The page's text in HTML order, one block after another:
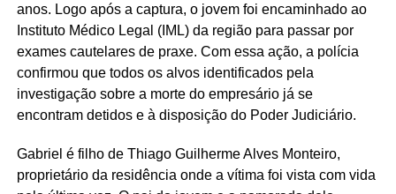
anos. Logo após a captura, o jovem foi encaminhado ao
Instituto Médico Legal (IML) da região para passar por
exames cautelares de praxe. Com essa ação, a polícia
confirmou que todos os alvos identificados pela
investigação sobre a morte do empresário já se
encontram detidos e à disposição do Poder Judiciário.
Gabriel é filho de Thiago Guilherme Alves Monteiro,
proprietário da residência onde a vítima foi vista com vida